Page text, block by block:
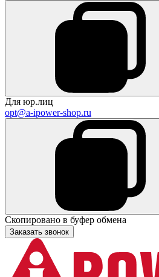
Для юр.лиц
opt@a-ipower-shop.ru
Скопировано в буфер обмена
Заказать звонок